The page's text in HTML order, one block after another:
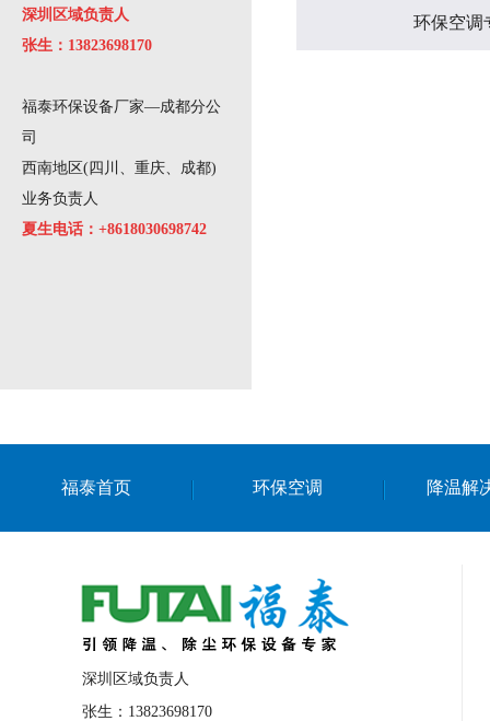
深圳区域负责人
张生：13823698170
福泰环保设备厂家—成都分公
司
西南地区(四川、重庆、成都)
业务负责人
夏生电话：+8618030698742
环保空调
福泰首页 环保空调 降温解
深圳区域负责人
张生：13823698170